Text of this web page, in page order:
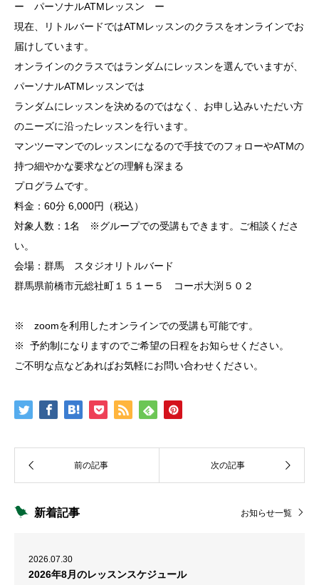
ー パーソナルATMレッスン ー
現在、リトルバードではATMレッスンのクラスをオンラインでお
届けしています。
オンラインのクラスではランダムにレッスンを選んでいますが、
パーソナルATMレッスンでは
ランダムにレッスンを決めるのではなく、お申し込みいただい方
のニーズに沿ったレッスンを行います。
マンツーマンでのレッスンになるので手技でのフォローやATMの
持つ細やかな要求などの理解も深まる
プログラムです。
料金：60分 6,000円（税込）
対象人数：1名 ※グループでの受講もできます。ご相談くださ
い。
会場：群馬 スタジオリトルバード
群馬県前橋市元総社町１５１ー５ コーポ大渕５０２
※ zoomを利用したオンラインでの受講も可能です。
※ 予約制になりますのでご希望の日程をお知らせください。
ご不明な点などあればお気軽にお問い合わせください。
新着記事 お知らせ一覧
2026.07.30
2026年8月のレッスンスケジュール